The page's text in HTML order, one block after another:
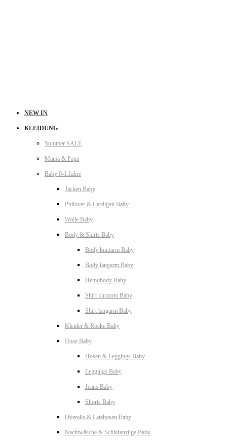
NEW IN
KLEIDUNG
Sommer SALE
Mama & Papa
Baby 0-1 Jahre
Jacken Baby
Pullover & Cardigan Baby
Wolle Baby
Body & Shirts Baby
Body kurzarm Baby
Body langarm Baby
Hemdbody Baby
Shirt kurzarm Baby
Shirt langarm Baby
Kleider & Röcke Baby
Hose Baby
Hosen & Leggings Baby
Leggings Baby
Jeans Baby
Shorts Baby
Overalls & Latzhosen Baby
Nachtwäsche & Schlafanzüge Baby